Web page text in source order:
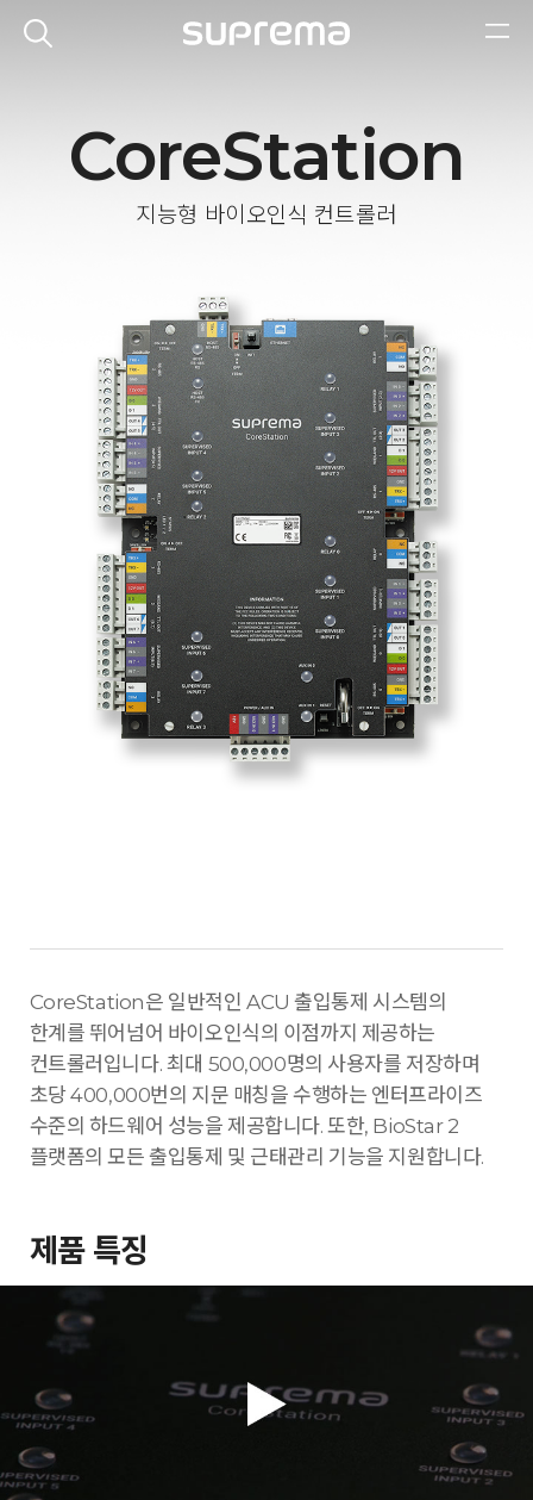
CoreStation
지능형 바이오인식 컨트롤러
CoreStation은 일반적인 ACU 출입통제 시스템의
한계를 뛰어넘어 바이오인식의 이점까지 제공하는
컨트롤러입니다. 최대 500,000명의 사용자를 저장하며
초당 400,000번의 지문 매칭을 수행하는 엔터프라이즈
수준의 하드웨어 성능을 제공합니다. 또한, BioStar 2
플랫폼의 모든 출입통제 및 근태관리 기능을 지원합니다.
제품 특징